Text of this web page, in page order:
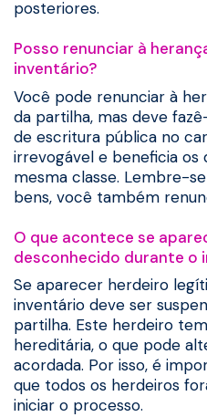
posteriores.
Posso renunciar à
inventário?
Você pode renunciar à
da partilha, mas deve
de escritura pública no
irrevogável e beneficia os
mesma classe. Lembre-
bens, você também
O que acontece se
desconhecido durante o
Se aparecer herdeiro
inventário deve ser
partilha. Este herdeiro
hereditária, o que pode
acordada. Por isso, é
que todos os herdeiros
iniciar o processo.